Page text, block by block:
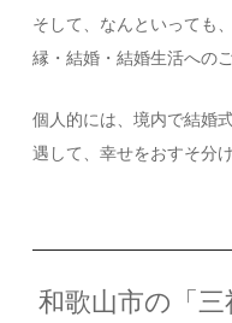
そして、なんといっても
縁・結婚・結婚生活への
個人的には、境内で結婚
遇して、幸せをおすそ分
和歌山市の「